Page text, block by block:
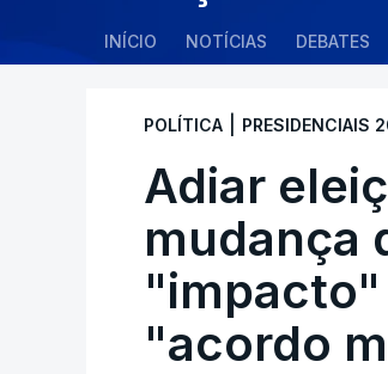
INÍCIO NOTÍCIAS DEBATES
POLÍTICA PRESIDENCIAIS
Adiar
mudança
"impacto"
"acordo